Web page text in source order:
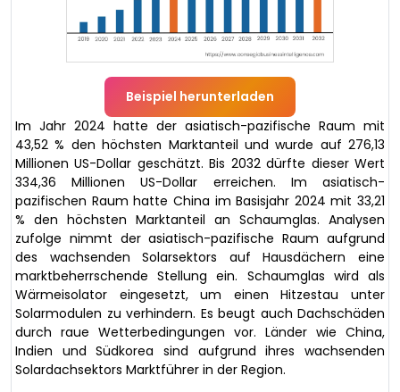
Beispiel herunterladen
Im Jahr 2024 hatte der asiatisch-pazifische Raum mit
43,52 % den höchsten Marktanteil und wurde auf 276,13
Millionen US-Dollar geschätzt. Bis 2032 dürfte dieser Wert
334,36 Millionen US-Dollar erreichen. Im asiatisch-
pazifischen Raum hatte China im Basisjahr 2024 mit 33,21
% den höchsten Marktanteil an Schaumglas. Analysen
zufolge nimmt der asiatisch-pazifische Raum aufgrund
des wachsenden Solarsektors auf Hausdächern eine
marktbeherrschende Stellung ein. Schaumglas wird als
Wärmeisolator eingesetzt, um einen Hitzestau unter
Solarmodulen zu verhindern. Es beugt auch Dachschäden
durch raue Wetterbedingungen vor. Länder wie China,
Indien und Südkorea sind aufgrund ihres wachsenden
Solardachsektors Marktführer in der Region.